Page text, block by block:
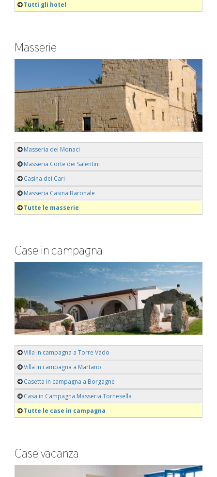
Tutti gli hotel
Masserie
Masseria dei Monaci
Masseria Corte dei Salentini
Casina dei Cari
Masseria Casina Baronale
Tutte le masserie
Case in campagna
Villa in campagna a Torre Vado
Villa in campagna a Martano
Casetta in campagna a Borgagne
Casa in Campagna Masseria Tornesella
Tutte le case in campagna
Case vacanza